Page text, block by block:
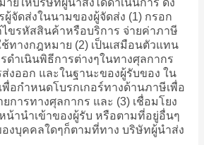
ยให้บริษัทผู้นำส่งได้ดำเนินการ ดัง
ผู้จัดส่งในนามของผู้จัดส่ง (1) กรอก
ไขรหัสสินค้าหรือบริการ จ่ายค่าภาษี
ทางกฎหมาย (2) เป็นเสมือนตัวแทน
ดำเนินพิธีการต่างๆในทางศุลกากร
งออก และในฐานะของผู้รับของ ใน
อกำหนดโบรกเกอร์ทางด้านภาษีเพื่อ
การทางศุลกากร และ (3) เชื่อมโยง
น้านำเข้าของผู้รับ หรือตามที่อยู่อื่นๆ
งบุคคลใดๆก็ตามที่ทาง บริษัทผู้นำส่ง